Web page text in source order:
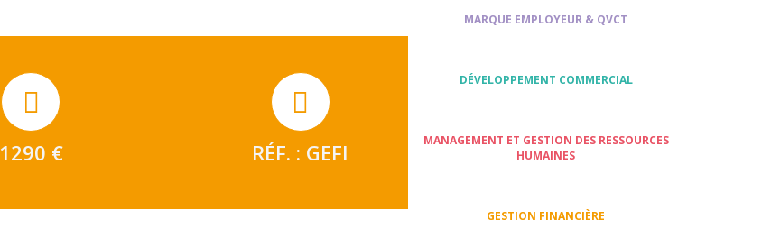
1290 € RÉF. : GEFI
MARQUE EMPLOYEUR & QVCT
DÉVELOPPEMENT COMMERCIAL
MANAGEMENT ET GESTION DES RESSOURCES
HUMAINES
GESTION FINANCIÈRE